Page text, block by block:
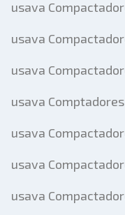
usava
usava
usava
usava
usava
usava
usava